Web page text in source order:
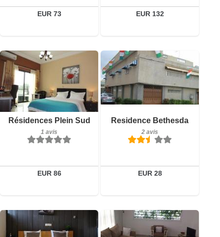
EUR 73 EUR 132
Réserver
Résidences Plein Sud
1 avis
EUR 86
Petit-déjeuner inclus
Réserver
Residence Bethesda
2 avis
EUR 28
2 avis
Détails
Réserver